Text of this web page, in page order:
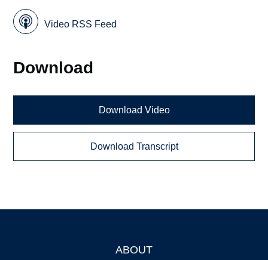
Video RSS Feed
Download
Download Video
Download Transcript
ABOUT